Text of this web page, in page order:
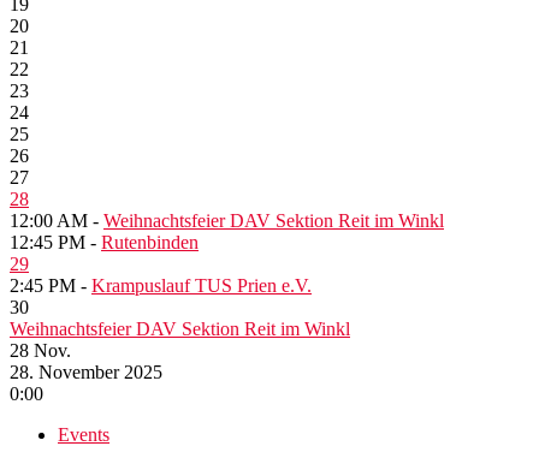
19
20
21
22
23
24
25
26
27
28
12:00 AM - Weihnachtsfeier DAV Sektion Reit im Winkl
12:45 PM - Rutenbinden
29
2:45 PM - Krampuslauf TUS Prien e.V.
30
Weihnachtsfeier DAV Sektion Reit im Winkl
28 Nov.
28. November 2025
0:00
Events